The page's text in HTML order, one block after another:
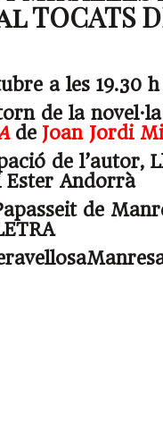
a les 19.30 h
de la
de Joan Jordi
de l’autor,
Ester Andorrà
de